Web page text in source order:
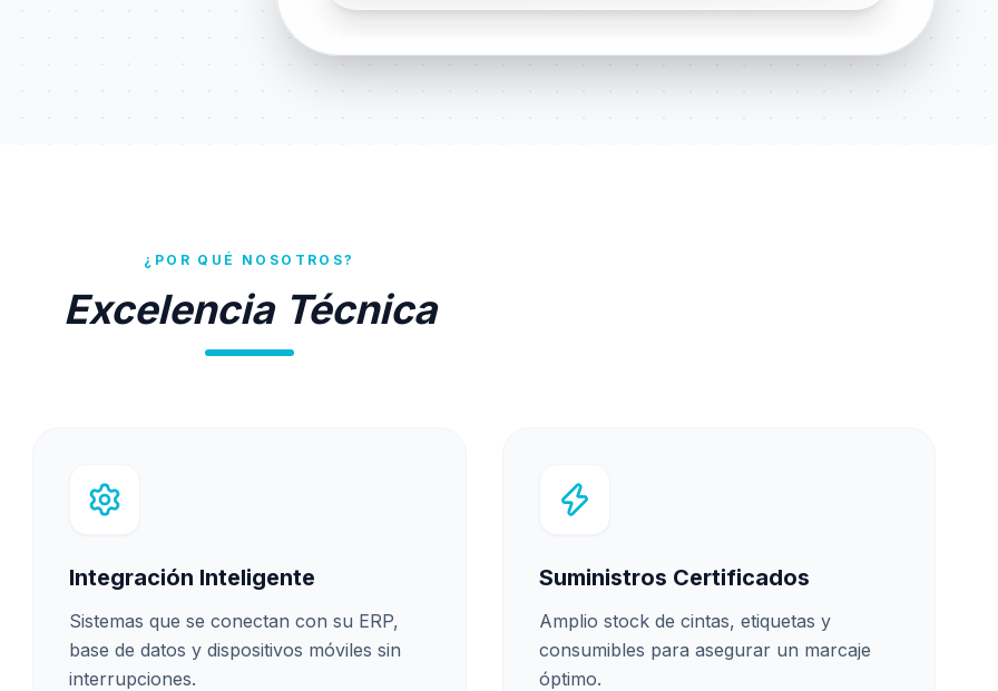
¿POR QUÉ NOSOTROS?
Excelencia Técnica
Integración Inteligente
Sistemas que se conectan con su ERP,
base de datos y dispositivos móviles sin
interrupciones.
Suministros Certificados
Amplio stock de cintas, etiquetas y
consumibles para asegurar un marcaje
óptimo.